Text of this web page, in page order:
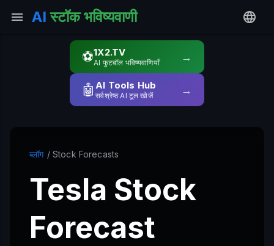
AI स्टॉक भविष्यवाणी
⚽1X2.TV
AI फुटबॉल भविष्यवाणियाँ →
🤖AI Tools Hub
सर्वश्रेष्ठ AI टूल खोजें →
ब्लॉग / Stock Forecasts
Tesla Stock
Forecast